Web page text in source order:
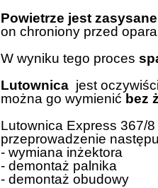
Powietrze jest
on chroniony przed
W wyniku tego proces
Lutownica jest
można go wymienić bez
Lutownica Express 367/
przeprowadzenie
- wymiana inżektora
- demontaż palnika
- demontaż obudowy